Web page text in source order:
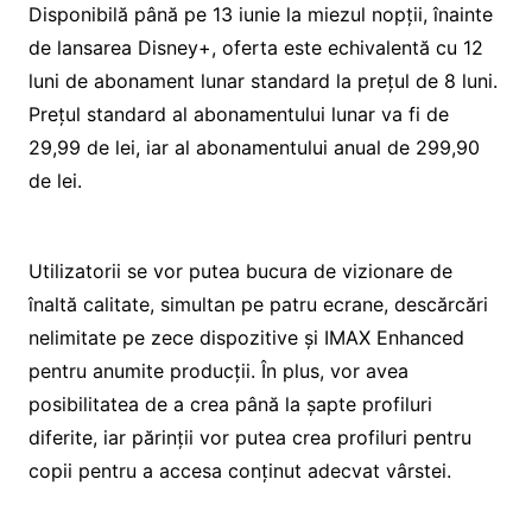
Disponibilă până pe 13 iunie la miezul nopții, înainte
de lansarea Disney+, oferta este echivalentă cu 12
luni de abonament lunar standard la prețul de 8 luni.
Prețul standard al abonamentului lunar va fi de
29,99 de lei, iar al abonamentului anual de 299,90
de lei.
Utilizatorii se vor putea bucura de vizionare de
înaltă calitate, simultan pe patru ecrane, descărcări
nelimitate pe zece dispozitive și IMAX Enhanced
pentru anumite producții. În plus, vor avea
posibilitatea de a crea până la șapte profiluri
diferite, iar părinții vor putea crea profiluri pentru
copii pentru a accesa conținut adecvat vârstei.